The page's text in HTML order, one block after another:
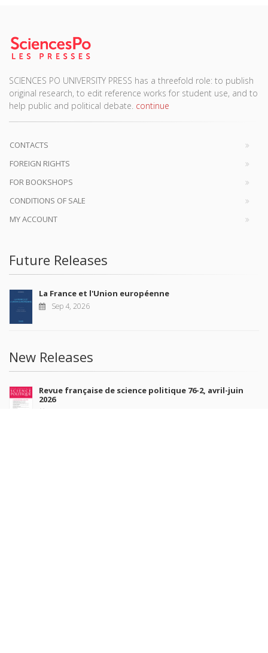
SCIENCES PO UNIVERSITY PRESS has a threefold role: to publish
original research, to edit reference works for student use, and to
help public and political debate. continue
CONTACTS
FOREIGN RIGHTS
FOR BOOKSHOPS
CONDITIONS OF SALE
MY ACCOUNT
Future Releases
La France et l'Union européenne
Sep 4, 2026
New Releases
Revue française de science politique 76-2, avril-juin
2026